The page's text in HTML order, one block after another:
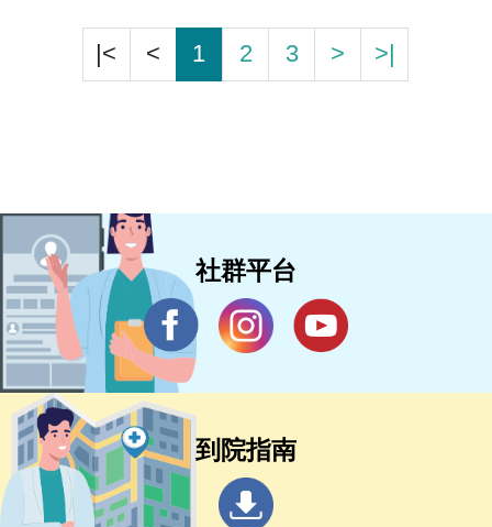
|< < 1 2 3 > >|
社群平台
到院指南